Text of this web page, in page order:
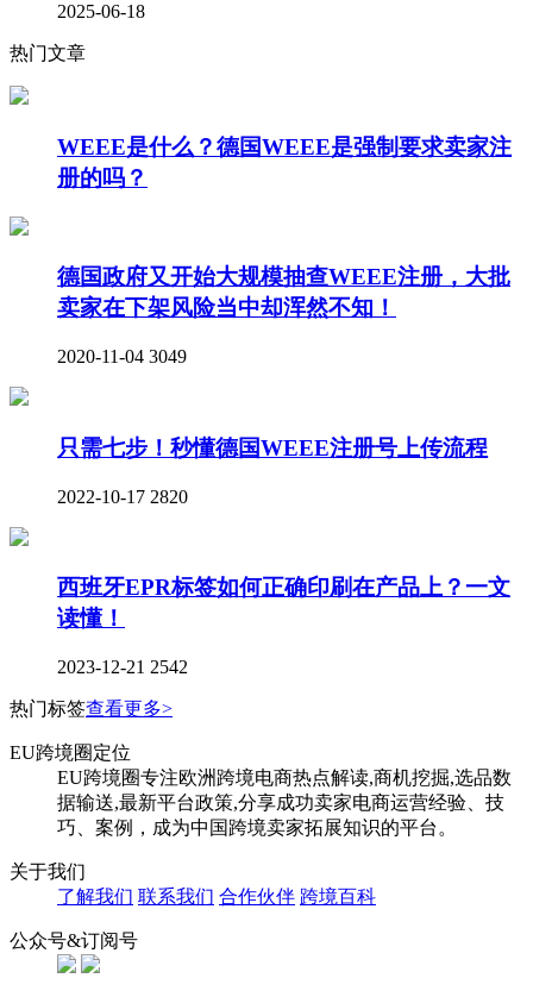
2025-06-18
热门文章
WEEE是什么？德国WEEE是强制要求卖家注
册的吗？
德国政府又开始大规模抽查WEEE注册，大批
卖家在下架风险当中却浑然不知！
2020-11-04 3049
只需七步！秒懂德国WEEE注册号上传流程
2022-10-17 2820
西班牙EPR标签如何正确印刷在产品上？一文
读懂！
2023-12-21 2542
热门标签查看更多>
EU跨境圈定位
EU跨境圈专注欧洲跨境电商热点解读,商机挖掘,选品数
据输送,最新平台政策,分享成功卖家电商运营经验、技
巧、案例，成为中国跨境卖家拓展知识的平台。
关于我们
了解我们 联系我们 合作伙伴 跨境百科
公众号&订阅号